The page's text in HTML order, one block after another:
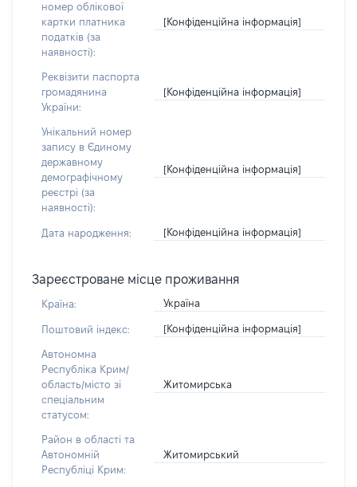
номер облікової
картки платника
податків (за
наявності):
[Конфіденційна інформація]
Реквізити паспорта
громадянина
України:
[Конфіденційна інформація]
Унікальний номер
запису в Єдиному
державному
демографічному
реєстрі (за
наявності):
[Конфіденційна інформація]
Дата народження: [Конфіденційна інформація]
Зареєстроване місце проживання
Країна: Україна
Поштовий індекс: [Конфіденційна інформація]
Автономна
Республіка Крим/
область/місто зі
спеціальним
статусом:
Житомирська
Район в області та
Автономній
Республіці Крим:
Житомирський